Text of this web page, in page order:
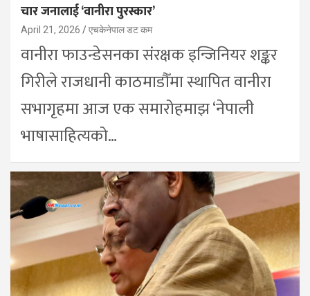
चार जनालाई ‘वानीरा पुरस्कार’
April 21, 2026 एचकेनेपाल डट कम
वानीरा फाउन्डेसनका संरक्षक इन्जिनियर शङ्कर
गिरीले राजधानी काठमाडौँमा स्थापित वानीरा
सभागृहमा आज एक समारोहमाझ ‘नेपाली
भाषासाहित्यको…